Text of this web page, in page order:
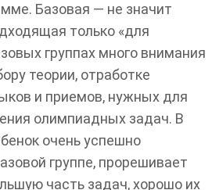
Базовая — не значит
только «для
группах много внимания
теории, отработке
и приемов, нужных для
олимпиадных задач. В
очень успешно
группе, прорешивает
часть задач, хорошо их